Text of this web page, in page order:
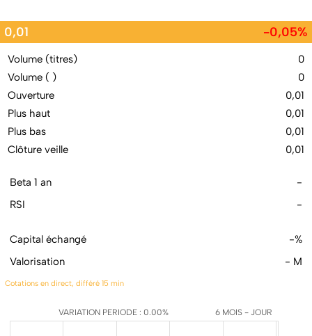
0,01 -0,05%
Volume (titres)
0
Volume ( )
0
Ouverture
0,01
Plus haut
0,01
Plus bas
0,01
Clôture veille
0,01
Beta 1 an
-
RSI
-
Capital échangé
-%
Valorisation
- M
Cotations en direct, différé 15 min
VARIATION PERIODE : 0.00% 6 MOIS - JOUR